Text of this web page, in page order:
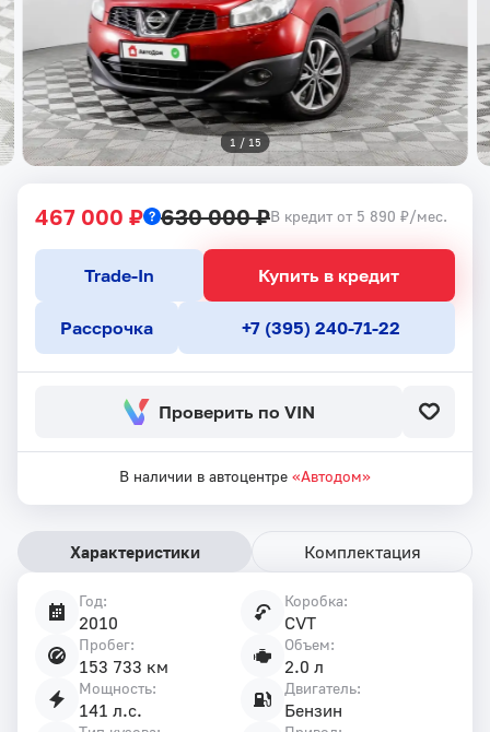
1 / 15
467 000 ₽ 630 000 ₽В кредит от 5 890 ₽/мес.
Купить в кредит
Trade-In
Рассрочка +7 (395) 240-71-22
Проверить по VIN
В наличии в автоцентре «Автодом»
Характеристики Комплектация
Год:
2010
Коробка:
CVT
Пробег:
153 733 км
Объем:
2.0 л
Мощность:
141 л.с.
Двигатель:
Бензин